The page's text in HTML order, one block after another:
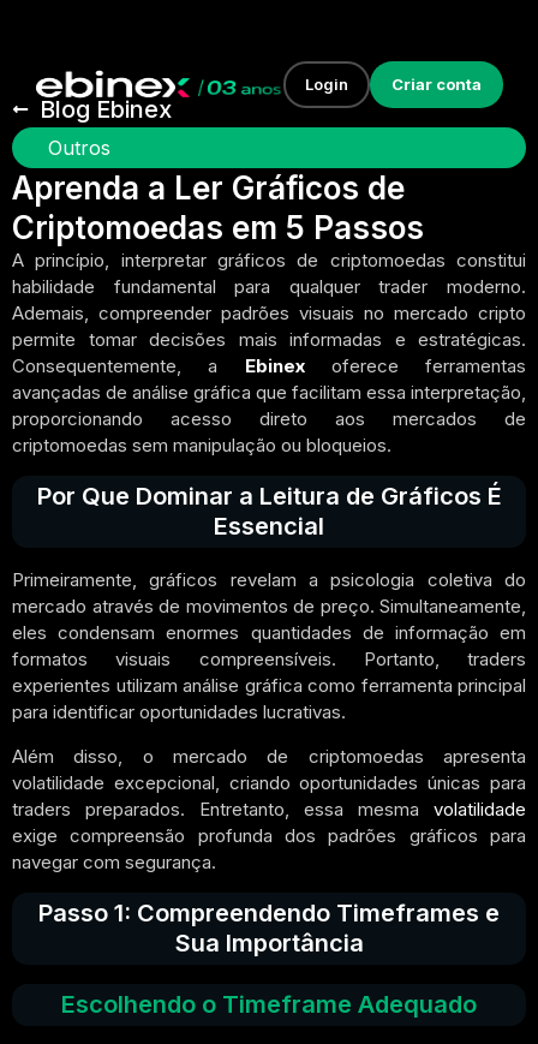
Login Criar conta
Blog Ebinex
Outros
Aprenda a Ler Gráficos de
Criptomoedas em 5 Passos
A princípio, interpretar gráficos de criptomoedas constitui
habilidade fundamental para qualquer trader moderno.
Ademais, compreender padrões visuais no mercado cripto
permite tomar decisões mais informadas e estratégicas.
Consequentemente, a Ebinex
oferece ferramentas
avançadas de análise gráfica que facilitam essa interpretação,
proporcionando acesso direto aos mercados de
criptomoedas sem manipulação ou bloqueios.
Por Que Dominar a Leitura de Gráficos É
Essencial
Primeiramente, gráficos revelam a psicologia coletiva do
mercado através de movimentos de preço. Simultaneamente,
eles condensam enormes quantidades de informação em
formatos visuais compreensíveis. Portanto, traders
experientes utilizam análise gráfica como ferramenta principal
para identificar oportunidades lucrativas.
Além disso, o mercado de criptomoedas apresenta
volatilidade excepcional, criando oportunidades únicas para
traders preparados. Entretanto, essa mesma volatilidade
exige compreensão profunda dos padrões gráficos para
navegar com segurança.
Passo 1: Compreendendo Timeframes e
Sua Importância
Escolhendo o Timeframe Adequado